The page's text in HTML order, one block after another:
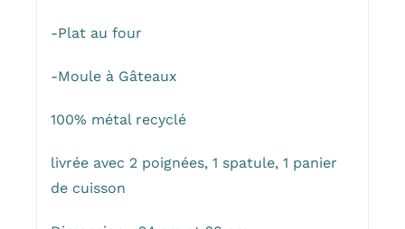
-Plat au four
-Moule à Gâteaux
100% métal recyclé
livrée avec 2 poignées, 1 spatule, 1 panier
de cuisson